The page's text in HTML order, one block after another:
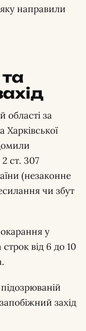
направили
області за
Харківської
2 ст. 307
(незаконне
чи збут
у
від 6 до 10
захід